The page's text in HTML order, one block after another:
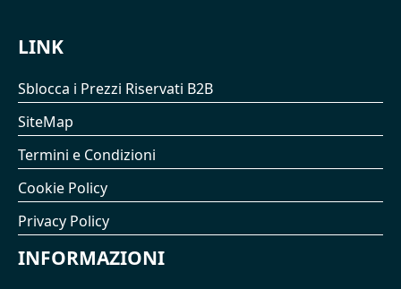
LINK
Sblocca i Prezzi Riservati B2B
SiteMap
Termini e Condizioni
Cookie Policy
Privacy Policy
INFORMAZIONI